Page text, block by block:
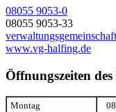
08055 9053-0
08055 9053-33
www.vg-halfing.de
Öffnungszeiten des
Montag